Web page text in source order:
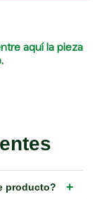
aquí la pieza
producto? +